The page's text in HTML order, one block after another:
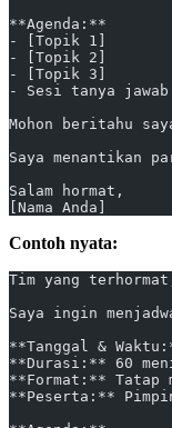
**Agenda:**
- [Topik 1]
- [Topik 2]
- [Topik 3]
- Sesi tanya jawab
Mohon beritahu
Saya menantikan
Salam hormat,
[Nama Anda]
Contoh nyata:
Tim yang
Saya ingin
**Tanggal &
**Durasi:** 60
**Format:** Tatap
**Peserta:**